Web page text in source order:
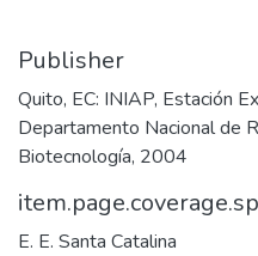
Publisher
Quito, EC: INIAP, Estación
Departamento Nacional de
Biotecnología, 2004
E. E. Santa Catalina